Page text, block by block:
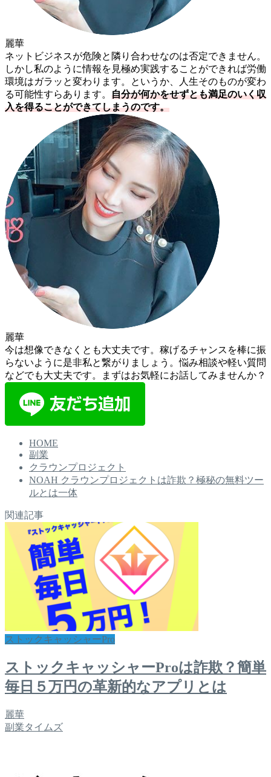
麗華
ネットビジネスが危険と隣り合わせなのは否定できません。
しかし私のように情報を見極め実践することができれば労働
環境はガラッと変わります。というか、人生そのものが変わ
る可能性すらあります。 自分が何かをせずとも満足のいく収
入を得ることができてしまうのです。
麗華
今は想像できなくとも大丈夫です。稼げるチャンスを棒に振
らないように是非私と繋がりましょう。悩み相談や軽い質問
などでも大丈夫です。まずはお気軽にお話してみませんか？
HOME
副業
クラウンプロジェクト
NOAH クラウンプロジェクトは詐欺？極秘の無料ツー
ルとは一体
関連記事
ストックキャッシャーPro
ストックキャッシャーProは詐欺？簡単
毎日５万円の革新的なアプリとは
麗華
副業タイムズ